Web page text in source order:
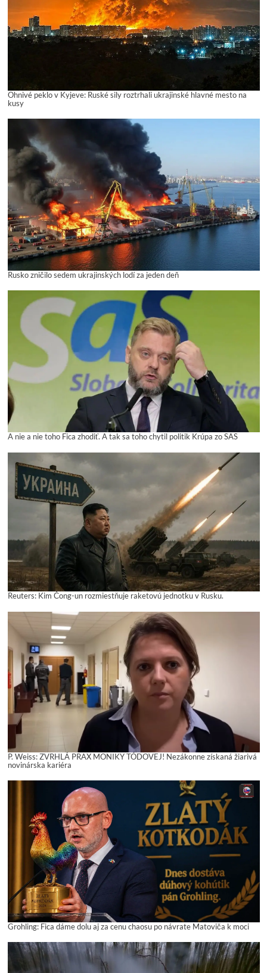
Ohnivé peklo v Kyjeve: Ruské sily roztrhali ukrajinské hlavné mesto na
kusy
Rusko zničilo sedem ukrajinských lodí za jeden deň
A nie a nie toho Fica zhodiť. A tak sa toho chytil politik Krúpa zo SAS
Reuters: Kim Čong-un rozmiestňuje raketovú jednotku v Rusku.
P. Weiss: ZVRHLÁ PRAX MONIKY TÓDOVEJ! Nezákonne získaná žiarivá
novinárska kariéra
Grohling: Fica dáme dolu aj za cenu chaosu po návrate Matoviča k moci